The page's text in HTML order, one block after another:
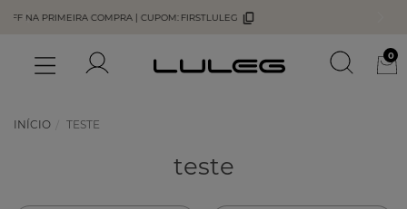
CUPOM:FIRSTLULEG
0
INÍCIO TESTE
teste